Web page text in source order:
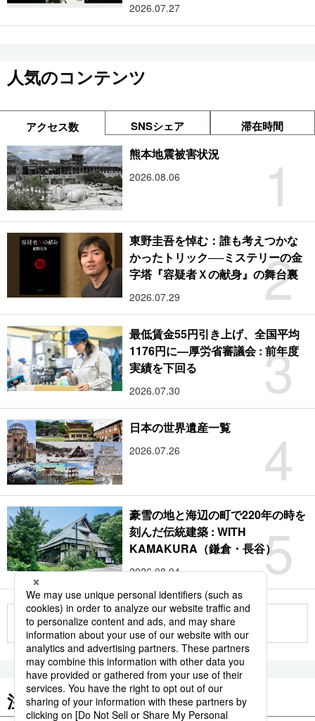
2026.07.27
人気のコンテンツ
アクセス数 SNSシェア 滞在時間
1
熊本地震被害状況
2026.08.06
2
東野圭吾を悼む：誰も考えつかな
かったトリック──ミステリーの金
字塔『容疑者Ｘの献身』の舞台裏
2026.07.29
3
最低賃金55円引き上げ、全国平均
1176円に―厚労省審議会 : 前年度
実績を下回る
2026.07.30
4
日本の世界遺産一覧
2026.07.26
5
豪雪の地と海辺の町で220年の時を
刻んだ伝統建築 : WITH
KAMAKURA（鎌倉・長谷）
2026.08.04
もっと見る
注目のキーワード